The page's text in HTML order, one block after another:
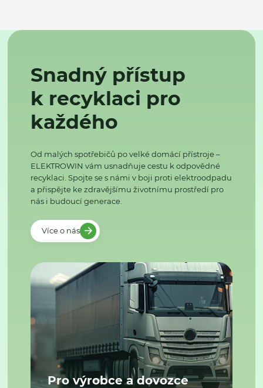
Snadný přístup
k recyklaci pro
každého
Od malých spotřebičů po velké domácí přístroje –
ELEKTROWIN vám usnadňuje cestu k odpovědné
recyklaci. Spojte se s námi v boji proti elektroodpadu
a přispějte ke zdravějšímu životnímu prostředí pro
nás i budoucí generace.
Více o nás
Pro výrobce a dovozce